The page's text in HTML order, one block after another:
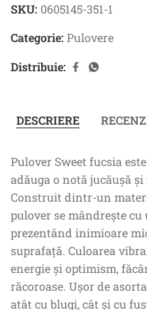
SKU: 0605145-351-1
Categorie: Pulovere
Distribuie:
DESCRIERE
Pulover Sweet fucsia
adăuga o notă jucăușă
Construit dintr-un
pulover se mândrește
prezentând inimioare
suprafață. Culoarea
energie și optimism,
răcoroase. Ușor de
atât cu blugi, cât și cu